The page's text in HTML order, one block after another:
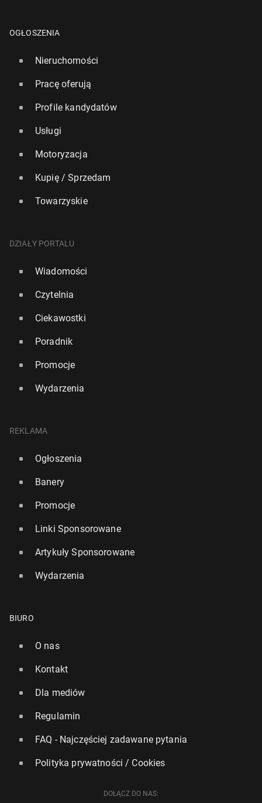
OGŁOSZENIA
Nieruchomości
Pracę oferują
Profile kandydatów
Usługi
Motoryzacja
Kupię / Sprzedam
Towarzyskie
DZIAŁY PORTALU
Wiadomości
Czytelnia
Ciekawostki
Poradnik
Promocje
Wydarzenia
REKLAMA
Ogłoszenia
Banery
Promocje
Linki Sponsorowane
Artykuły Sponsorowane
Wydarzenia
BIURO
O nas
Kontakt
Dla mediów
Regulamin
FAQ - Najczęściej zadawane pytania
Polityka prywatności / Cookies
DOŁĄCZ DO NAS: